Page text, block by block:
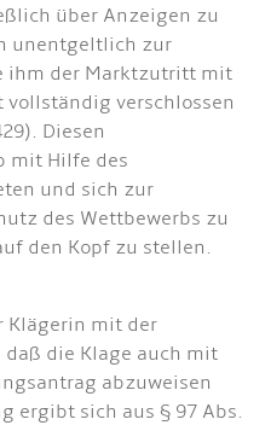
über Anzeigen zu
unentgeltlich zur
ihm der Marktzutritt mit
verschlossen
Diesen
mit Hilfe des
und sich zur
des Wettbewerbs zu
den Kopf zu stellen.
Klägerin mit der
die Klage auch mit
abzuweisen
ergibt sich aus § 97 Abs.